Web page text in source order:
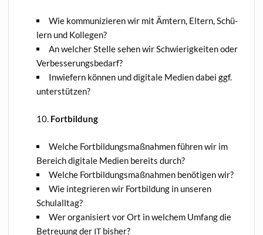
Wie kom­mu­ni­zie­ren wir mit Ämtern, Eltern, Schü­
lern und Kollegen?
An wel­cher Stel­le sehen wir Schwie­rig­kei­ten oder
Verbesserungsbedarf?
Inwie­fern kön­nen und digi­ta­le Medi­en dabei ggf.
unterstützen?
Fortbildung
Wel­che Fort­bil­dungs­maß­nah­men füh­ren wir im
Bereich digi­ta­le Medi­en bereits durch?
Wel­che Fort­bil­dungs­maß­nah­men benö­ti­gen wir?
Wie inte­grie­ren wir Fort­bil­dung in unse­ren
Schulalltag?
Wer orga­ni­siert vor Ort in wel­chem Umfang die
Betreu­ung der ITbisher?